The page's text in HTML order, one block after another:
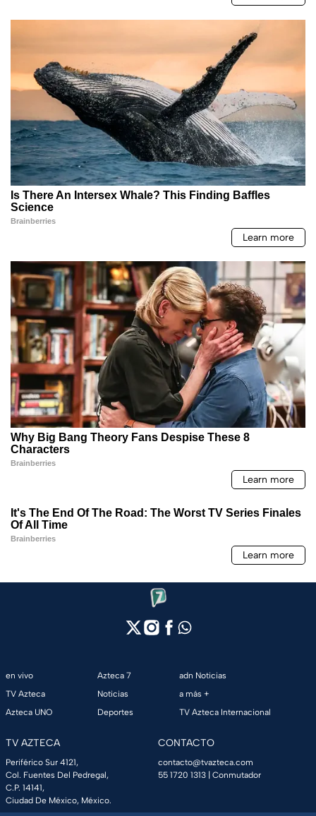
en vivo
TV Azteca
Azteca UNO
Azteca 7
Noticias
Deportes
adn Noticias
a más +
TV Azteca Internacional
TV AZTECA
Periférico Sur 4121,
Col. Fuentes Del Pedregal,
C.P. 14141,
Ciudad De México, México.
CONTACTO
contacto@tvazteca.com
55 1720 1313 | Conmutador